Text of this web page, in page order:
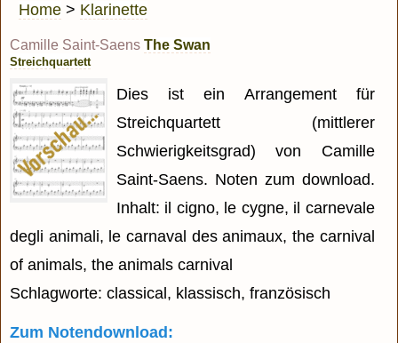
Home > Klarinette
Camille Saint-Saens The Swan
Streichquartett
Dies ist ein Arrangement für
Streichquartett (mittlerer
Schwierigkeitsgrad) von Camille
Saint-Saens. Noten zum download.
Inhalt: il cigno, le cygne, il carnevale
degli animali, le carnaval des animaux, the carnival
of animals, the animals carnival
Schlagworte: classical, klassisch, französisch
Zum Notendownload: